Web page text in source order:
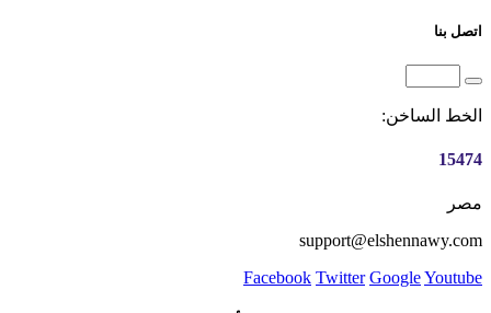
اتصل بنا
الخط الساخن:
15474
مصر
support@elshennawy.com
Facebook Twitter GoogleYoutube